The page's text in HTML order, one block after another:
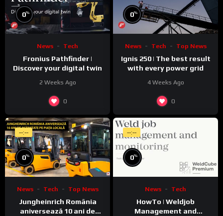
0%
News Tech
Fronius Pathfinder |
Discover your digital twin
2 Weeks Ago
0
0%
News Tech Top News
Ignis 250 | The best result
with every power grid
4 Weeks Ago
0
--:--
0%
News Tech Top News
Jungheinrich România
aniversează 10 ani de
--:--
0%
News Tech
HowTo | Weldjob
Management and